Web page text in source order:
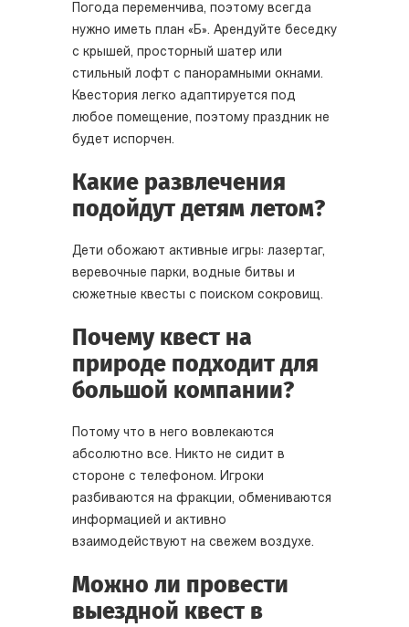
Погода переменчива, поэтому всегда
нужно иметь план «Б». Арендуйте беседку
с крышей, просторный шатер или
стильный лофт с панорамными окнами.
Квестория легко адаптируется под
любое помещение, поэтому праздник не
будет испорчен.
Какие развлечения
подойдут детям летом?
Дети обожают активные игры: лазертаг,
веревочные парки, водные битвы и
сюжетные квесты с поиском сокровищ.
Почему квест на
природе подходит для
большой компании?
Потому что в него вовлекаются
абсолютно все. Никто не сидит в
стороне с телефоном. Игроки
разбиваются на фракции, обмениваются
информацией и активно
взаимодействуют на свежем воздухе.
Можно ли провести
выездной квест в